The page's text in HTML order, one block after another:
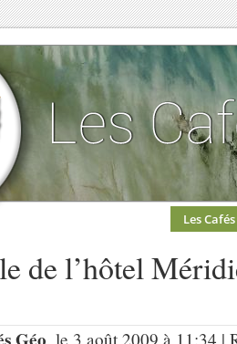
Les Cafés
de l’hôtel
, le 3 août 2009 à 11:34 |